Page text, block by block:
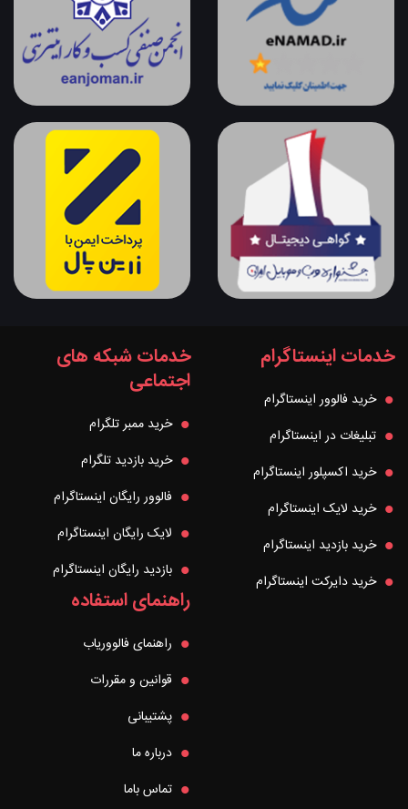
خدمات اینستاگرام
خرید فالوور اینستاگرام
تبلیغات در اینستاگرام
خرید اکسپلور اینستاگرام
خرید لایک اینستاگرام
خرید بازدید اینستاگرام
خرید دایرکت اینستاگرام
خدمات شبکه های
اجتماعی
خرید ممبر تلگرام
خرید بازدید تلگرام
فالوور رایگان اینستاگرام
لایک رایگان اینستاگرام
بازدید رایگان اینستاگرام
راهنمای استفاده
راهنمای فالووریاب
قوانین و مقررات
پشتیبانی
درباره ما
تماس باما